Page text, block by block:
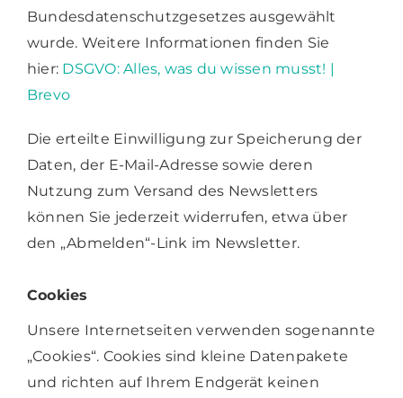
Bundesdatenschutzgesetzes ausgewählt
wurde. Weitere Informationen finden Sie
hier: DSGVO: Alles, was du wissen musst! |
Brevo
Die erteilte Einwilligung zur Speicherung der
Daten, der E-Mail-Adresse sowie deren
Nutzung zum Versand des Newsletters
können Sie jederzeit widerrufen, etwa über
den „Abmelden“-Link im Newsletter.
Cookies
Unsere Internetseiten verwenden sogenannte
„Cookies“. Cookies sind kleine Datenpakete
und richten auf Ihrem Endgerät keinen